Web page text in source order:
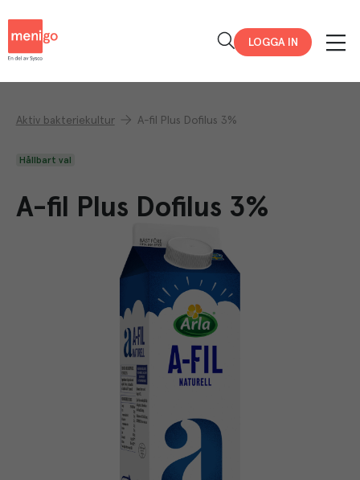
LOGGA IN
Aktiv bakteriekultur A-fil Plus Dofilus 3%
Hållbart val
A-fil Plus Dofilus 3%